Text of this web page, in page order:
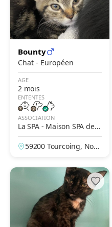
Bounty
Chat - Européen
AGE
2 mois
ENTENTES
ASSOCIATION
La SPA - Maison SPA de T
ourcoing
59200 Tourcoing, Nor